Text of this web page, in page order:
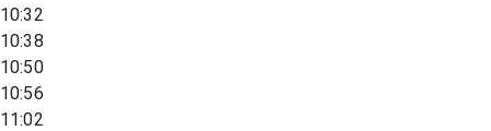
10:32
10:38
10:50
10:56
11:02